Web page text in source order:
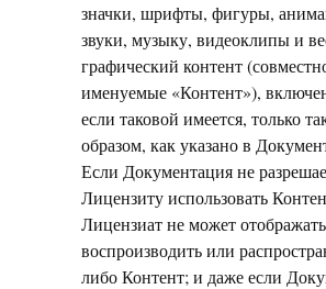
значки, шрифты, фигуры,
звуки, музыку, видеоклипы и
графический контент
именуемые «Контент»),
если таковой имеется, только
образом, как указано в
Если Документация не
Лицензиту использовать
Лицензиат не может
воспроизводить или
либо Контент; и даже если